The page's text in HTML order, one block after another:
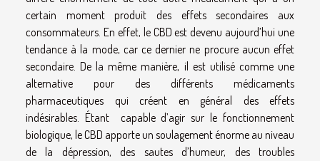
certain moment produit des effets secondaires aux
consommateurs. En effet, le CBD est devenu aujourd’hui une
tendance à la mode, car ce dernier ne procure aucun effet
secondaire. De la même manière, il est utilisé comme une
alternative pour des différents médicaments
pharmaceutiques qui créent en général des effets
indésirables. Étant capable d’agir sur le fonctionnement
biologique, le CBD apporte un soulagement énorme au niveau
de la dépression, des sautes d’humeur, des troubles